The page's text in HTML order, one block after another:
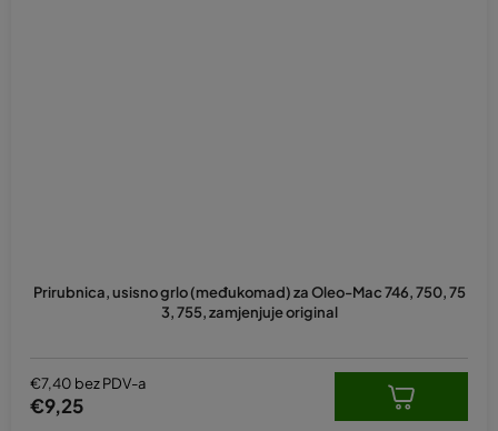
Prirubnica, usisno grlo (međukomad) za Oleo-Mac 746, 750, 75
3, 755, zamjenjuje original
€7,40 bez PDV-a
€9,25